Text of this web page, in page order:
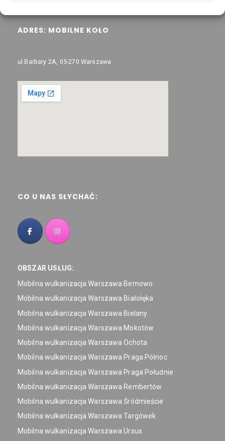
ADRES: MOBILNE KOŁO
ul.Barbary 2A, 05-270 Warszawa
CO U NAS SŁYCHAĆ:
OBSZAR USŁUG:
Mobilna wulkanizacja Warszawa Bemowo
Mobilna wulkanizacja Warszawa Białołęka
Mobilna wulkanizacja Warszawa Bielany
Mobilna wulkanizacja Warszawa Mokotów
Mobilna wulkanizacja Warszawa Ochota
Mobilna wulkanizacja Warszawa Praga Północ
Mobilna wulkanizacja Warszawa Praga Południe
Mobilna wulkanizacja Warszawa Rembertów
Mobilna wulkanizacja Warszawa Śródmieście
Mobilna wulkanizacja Warszawa Targówek
Mobilna wulkanizacja Warszawa Ursus